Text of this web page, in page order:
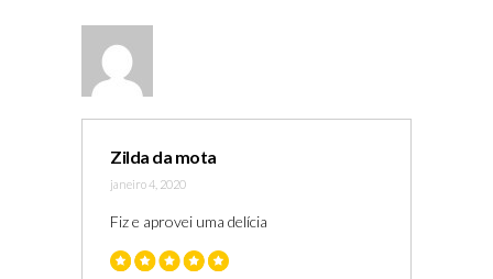
Zilda da mota
janeiro 4, 2020
Fiz e aprovei uma delícia